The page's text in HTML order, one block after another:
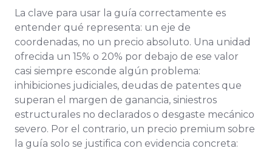
La clave para usar la guía correctamente es
entender qué representa: un eje de
coordenadas, no un precio absoluto. Una unidad
ofrecida un 15% o 20% por debajo de ese valor
casi siempre esconde algún problema:
inhibiciones judiciales, deudas de patentes que
superan el margen de ganancia, siniestros
estructurales no declarados o desgaste mecánico
severo. Por el contrario, un precio premium sobre
la guía solo se justifica con evidencia concreta: